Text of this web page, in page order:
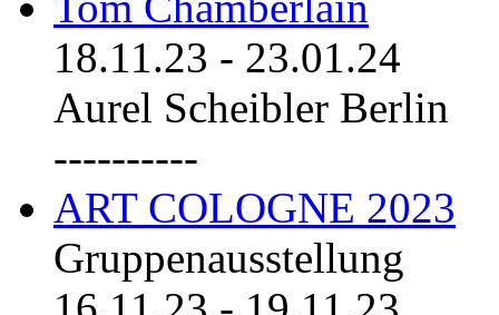
18.11.23 - 23.01.24
Aurel Scheibler Berlin
----------
ART COLOGNE 2023
Gruppenausstellung